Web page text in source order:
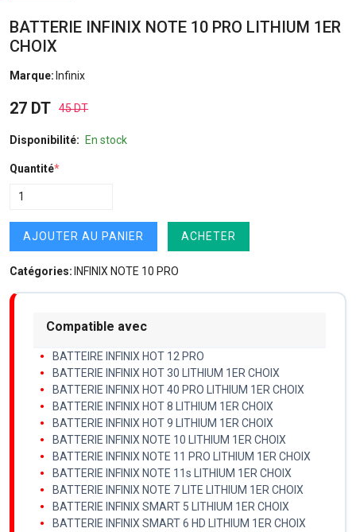
BATTERIE INFINIX NOTE 10 PRO LITHIUM 1ER
CHOIX
Marque: Infinix
27 DT 45 DT
Disponibilité: En stock
Quantité*
AJOUTER AU PANIER ACHETER
Catégories: INFINIX NOTE 10 PRO
Compatible avec
BATTEIRE INFINIX HOT 12 PRO
BATTERIE INFINIX HOT 30 LITHIUM 1ER CHOIX
BATTERIE INFINIX HOT 40 PRO LITHIUM 1ER CHOIX
BATTERIE INFINIX HOT 8 LITHIUM 1ER CHOIX
BATTERIE INFINIX HOT 9 LITHIUM 1ER CHOIX
BATTERIE INFINIX NOTE 10 LITHIUM 1ER CHOIX
BATTERIE INFINIX NOTE 11 PRO LITHIUM 1ER CHOIX
BATTERIE INFINIX NOTE 11s LITHIUM 1ER CHOIX
BATTERIE INFINIX NOTE 7 LITE LITHIUM 1ER CHOIX
BATTERIE INFINIX SMART 5 LITHIUM 1ER CHOIX
BATTERIE INFINIX SMART 6 HD LITHIUM 1ER CHOIX